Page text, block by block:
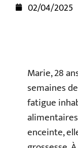
02/04/2025
Marie, 28
semaines
fatigue
enceinte,